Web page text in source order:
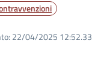
22/04/2025 12:52.33